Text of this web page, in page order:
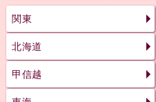
関東
北海道
甲信越